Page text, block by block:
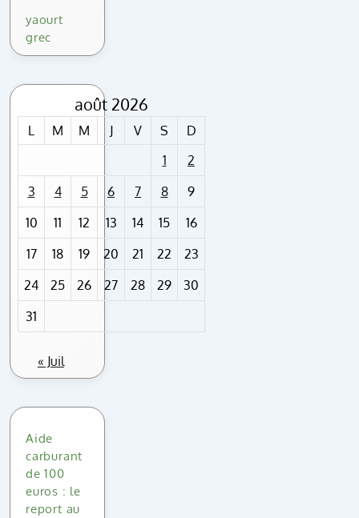
yaourt
grec
août 2026
L M M J V S
D
1
2
3
4 5 6 7 8
9
10
11 12 13 14 15
16
17
18 19 20 21 22
23
24
25 26 27 28 29
30
31
« Juil
Aide
carburant
de 100
euros : le
report au